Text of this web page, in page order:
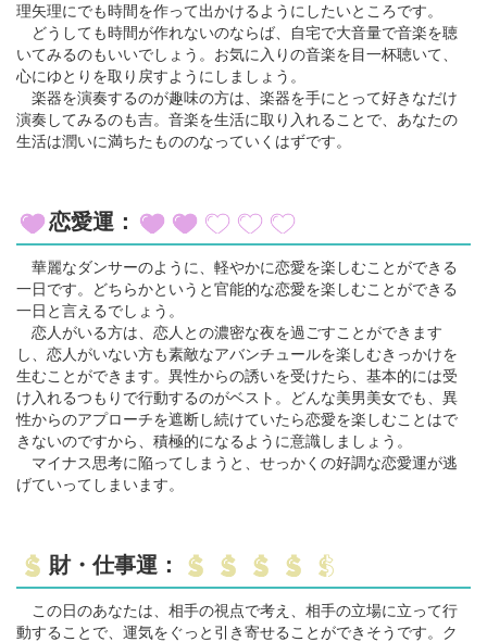
理矢理にでも時間を作って出かけるようにしたいところです。
どうしても時間が作れないのならば、自宅で大音量で音楽を聴
いてみるのもいいでしょう。お気に入りの音楽を目一杯聴いて、
心にゆとりを取り戻すようにしましょう。
楽器を演奏するのが趣味の方は、楽器を手にとって好きなだけ
演奏してみるのも吉。音楽を生活に取り入れることで、あなたの
生活は潤いに満ちたもののなっていくはずです。
恋愛運：
華麗なダンサーのように、軽やかに恋愛を楽しむことができる
一日です。どちらかというと官能的な恋愛を楽しむことができる
一日と言えるでしょう。
恋人がいる方は、恋人との濃密な夜を過ごすことができます
し、恋人がいない方も素敵なアバンチュールを楽しむきっかけを
生むことができます。異性からの誘いを受けたら、基本的には受
け入れるつもりで行動するのがベスト。どんな美男美女でも、異
性からのアプローチを遮断し続けていたら恋愛を楽しむことはで
きないのですから、積極的になるように意識しましょう。
マイナス思考に陥ってしまうと、せっかくの好調な恋愛運が逃
げていってしまいます。
財・仕事運：
この日のあなたは、相手の視点で考え、相手の立場に立って行
動することで、運気をぐっと引き寄せることができそうです。ク